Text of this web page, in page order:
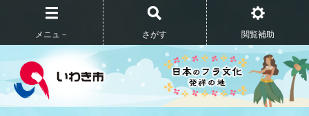
メニュ－ さがす 閲覧補助